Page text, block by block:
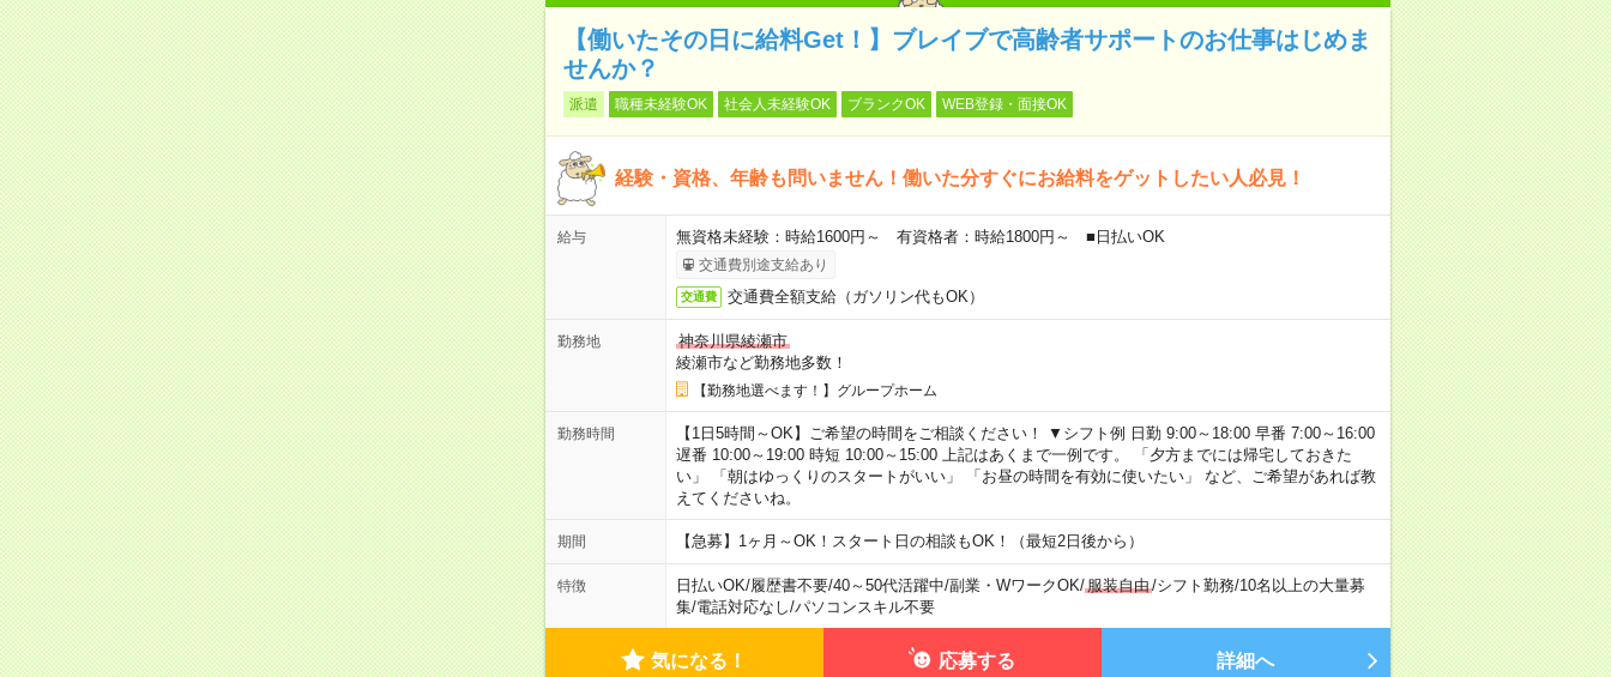
【働いたその日に給料Get！】ブレイブで高齢者サポートのお仕事はじめま
せんか？
派遣 職種未経験OK 社会人未経験OK ブランクOK WEB登録・面接OK
経験・資格、年齢も問いません！働いた分すぐにお給料をゲットしたい人必見！
給与 無資格未経験：時給1600円～ 有資格者：時給1800円～ ■日払いOK
交通費別途支給あり
交通費 交通費全額支給（ガソリン代もOK）
勤務地
神奈川県綾瀬市
綾瀬市など勤務地多数！
【勤務地選べます！】グループホーム
勤務時間
【1日5時間～OK】ご希望の時間をご相談ください！ ▼シフト例 日勤 9:00～18:00 早番 7:00～16:00
遅番 10:00～19:00 時短 10:00～15:00 上記はあくまで一例です。 「夕方までには帰宅しておきた
い」 「朝はゆっくりのスタートがいい」 「お昼の時間を有効に使いたい」 など、ご希望があれば教
えてくださいね。
期間 【急募】1ヶ月～OK！スタート日の相談もOK！（最短2日後から）
特徴 日払いOK/履歴書不要/40～50代活躍中/副業・WワークOK/服装自由/シフト勤務/10名以上の大量募
集/電話対応なし/パソコンスキル不要
気になる！ 応募する 詳細へ